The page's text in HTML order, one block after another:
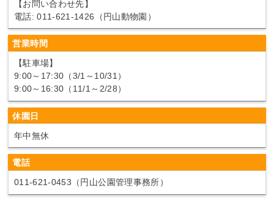
【お問い合わせ先】
電話: 011-621-1426（円山動物園）
営業時間
【駐車場】
9:00～17:30（3/1～10/31）
9:00～16:30（11/1～2/28）
休園日
年中無休
電話
011-621-0453（円山公園管理事務所）